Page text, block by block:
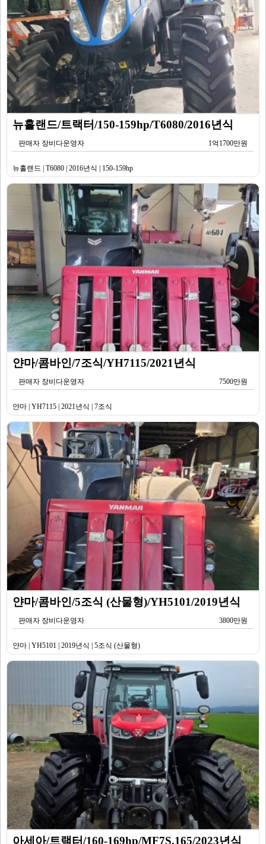
뉴홀랜드/트랙터/150-159hp/T6080/2016년식
판매자 장비다운영자 1억1700만원
뉴홀랜드 | T6080 | 2016년식 | 150-159hp
얀마/콤바인/7조식/YH7115/2021년식
판매자 장비다운영자 7500만원
얀마 | YH7115 | 2021년식 | 7조식
얀마/콤바인/5조식 (산물형)/YH5101/2019년식
판매자 장비다운영자 3800만원
얀마 | YH5101 | 2019년식 | 5조식 (산물형)
아세아/트랙터/160-169hp/MF7S.165/2023년식